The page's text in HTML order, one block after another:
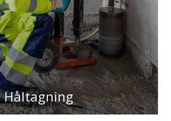
Håltagning